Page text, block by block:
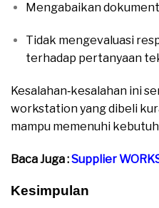
Mengabaikan
Tidak mengevaluasi
terhadap pertanyaan
Kesalahan‑kesalahan ini
workstation yang dibeli
mampu memenuhi
Baca Juga :Supplier
Kesimpulan